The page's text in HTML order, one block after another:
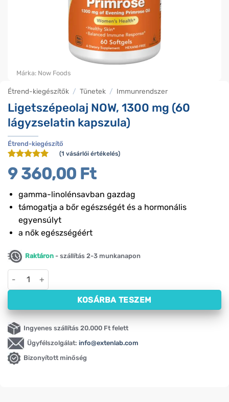
Étrend-kiegészítők / Tünetek / Immunrendszer
Ligetszépeolaj NOW, 1300 mg (60
lágyzselatin kapszula)
Étrend-kiegészítő
Értékelés
5
az 5-ből,
1
értékelés
(1 vásárlói értékelés)
9 360,00 Ft
gamma-linolénsavban gazdag
támogatja a bőr egészségét és a hormonális
egyensúlyt
a nők egészségéért
Raktáron - szállítás 2-3 munkanapon
Ligetszépeolaj NOW, 1300 mg (60 lágyzselatin kapszula)
KOSÁRBA TESZEM
Ingyenes szállítás 20.000 Ft felett
Ügyfélszolgálat: info@extenlab.com
Bizonyított minőség
Márka: Now Foods